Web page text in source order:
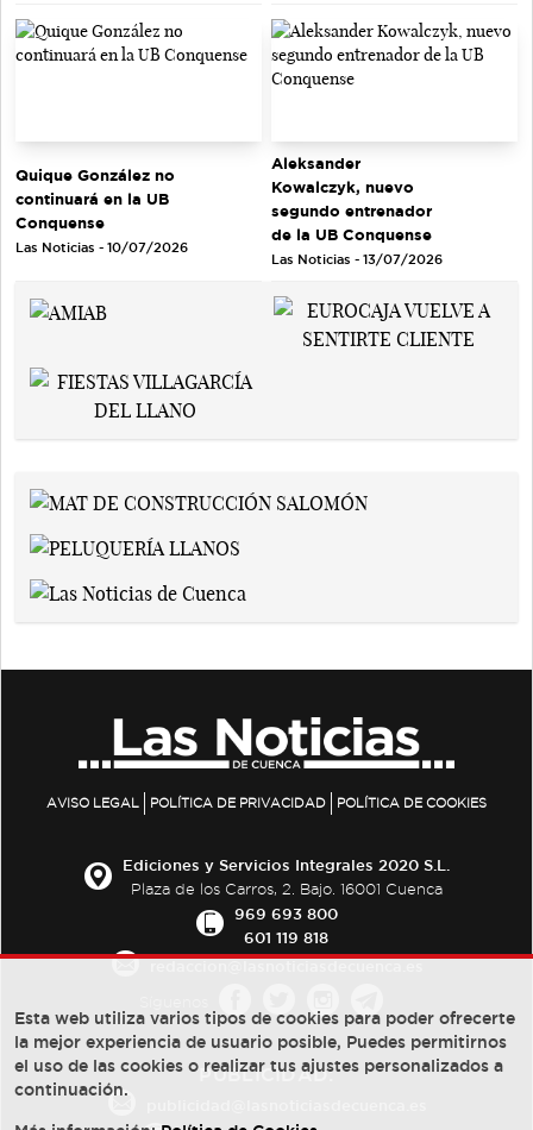
Quique González no
continuará en la UB
Conquense
Las Noticias - 10/07/2026
Aleksander
Kowalczyk, nuevo
segundo entrenador
de la UB Conquense
Las Noticias - 13/07/2026
AVISO LEGAL POLÍTICA DE PRIVACIDAD POLÍTICA DE COOKIES
Ediciones y Servicios Integrales 2020 S.L.
Plaza de los Carros, 2. Bajo. 16001 Cuenca
969 693 800
601 119 818
PUBLICIDAD:
Esta web utiliza varios tipos de cookies para poder ofrecerte
la mejor experiencia de usuario posible, Puedes permitirnos
el uso de las cookies o realizar tus ajustes personalizados a
continuación.